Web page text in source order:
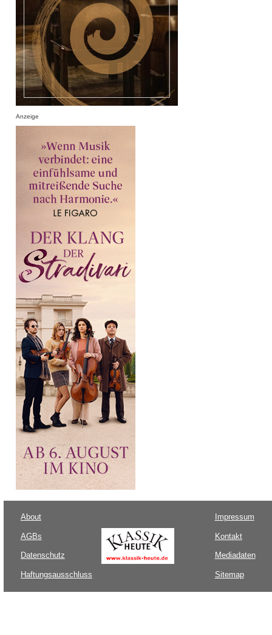
Anzeige
About
AGBs
Datenschutz
Haftungsausschluss
Impressum
Kontakt
Mediadaten
Sitemap